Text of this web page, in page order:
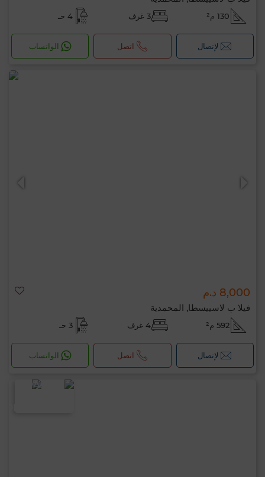
130 م² 3 غرف 4 حـ
لإتصال اتصل الواتساب
8,000 د.م
فيلا ب لاسييسطا, المحمدية
592 م² 4 غرف 3 حـ
لإتصال اتصل الواتساب